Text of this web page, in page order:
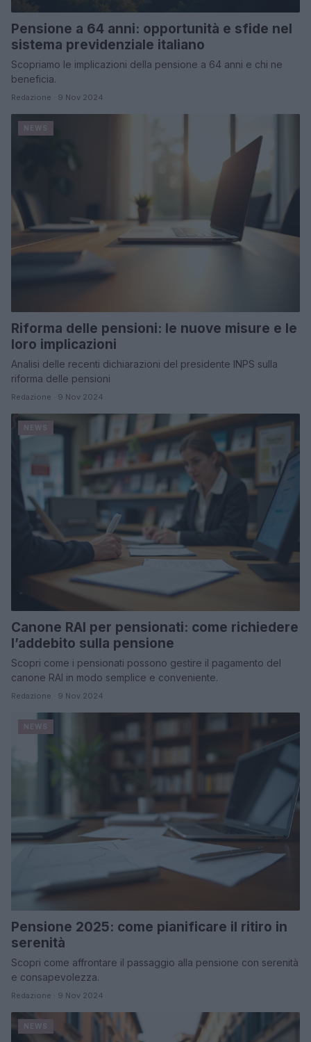
Pensione a 64 anni: opportunità e sfide nel
sistema previdenziale italiano
Scopriamo le implicazioni della pensione a 64 anni e chi ne
beneficia.
Redazione · 9 Nov 2024
Riforma delle pensioni: le nuove misure e le
loro implicazioni
Analisi delle recenti dichiarazioni del presidente INPS sulla
riforma delle pensioni
Redazione · 9 Nov 2024
Canone RAI per pensionati: come richiedere
l’addebito sulla pensione
Scopri come i pensionati possono gestire il pagamento del
canone RAI in modo semplice e conveniente.
Redazione · 9 Nov 2024
Pensione 2025: come pianificare il ritiro in
serenità
Scopri come affrontare il passaggio alla pensione con serenità
e consapevolezza.
Redazione · 9 Nov 2024